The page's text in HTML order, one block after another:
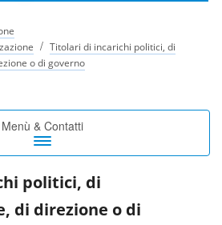
/ Titolari di incarichi politici, di
o di governo
Toggle
navigation
Menù & Contatti
politici, di
di direzione o di